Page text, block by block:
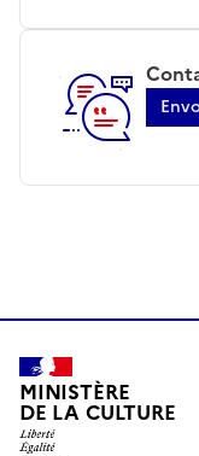
MINISTÈRE
DE LA CULTURE